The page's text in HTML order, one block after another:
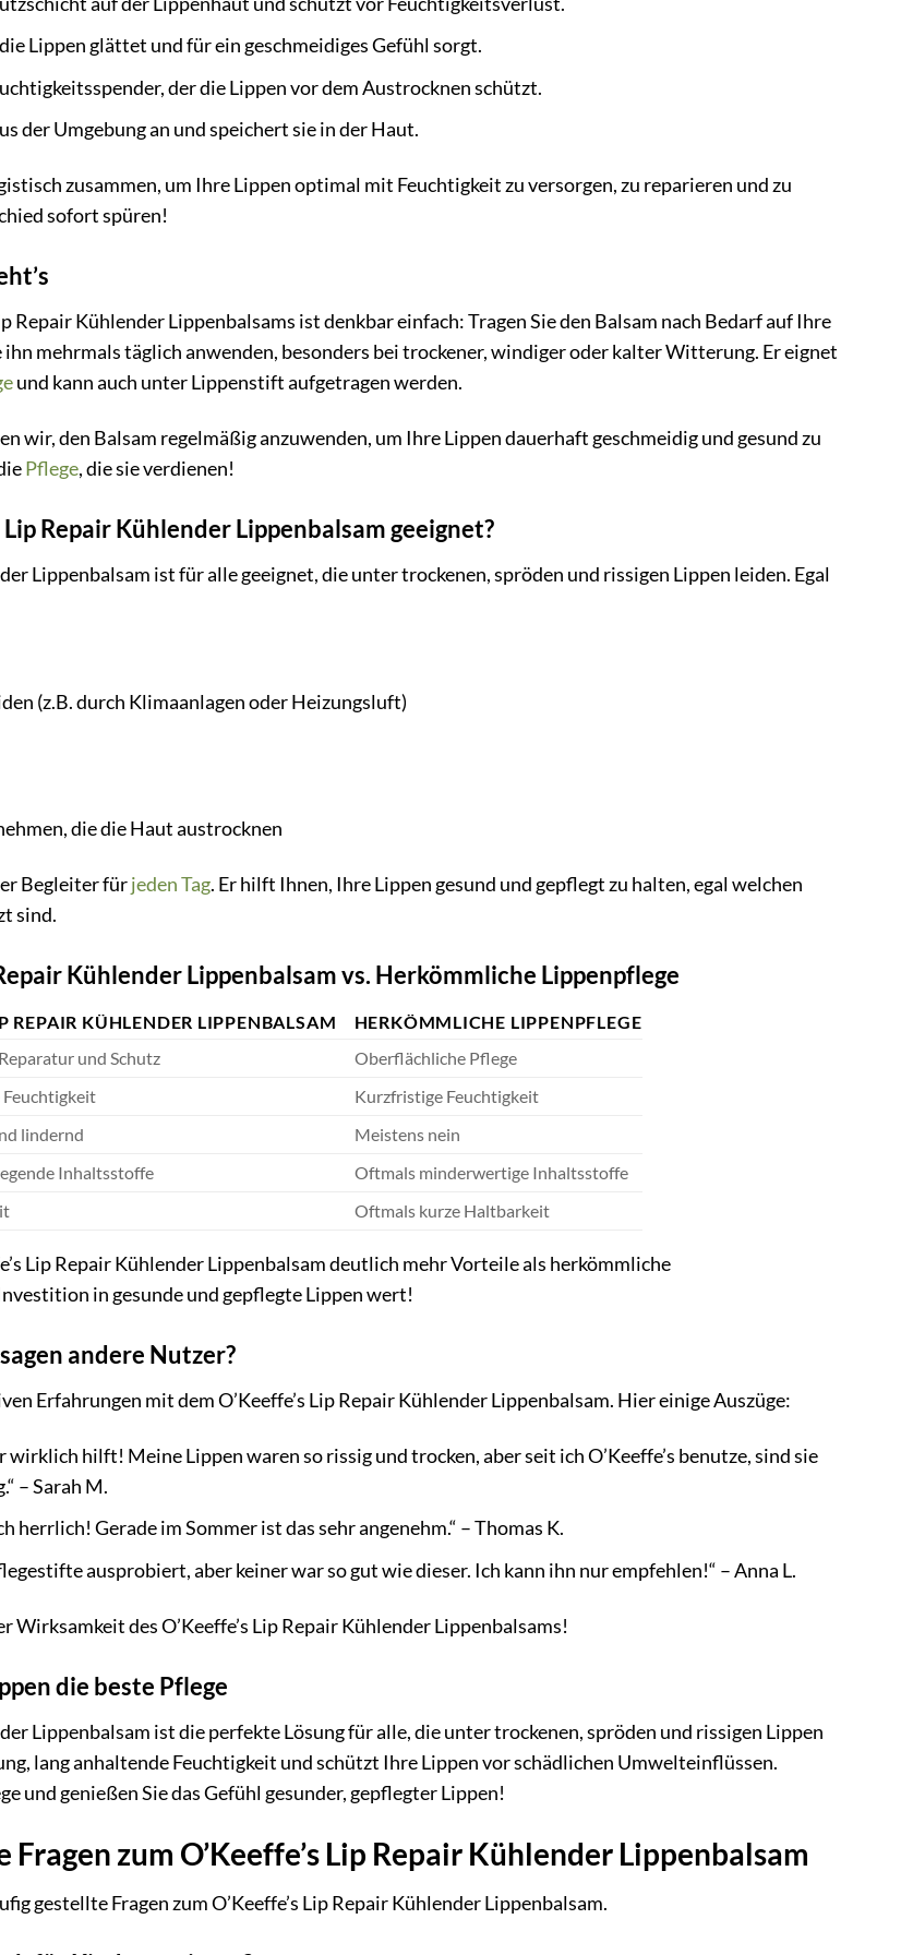
Lippen glättet und für ein geschmeidiges Gefühl sorgt.
der die Lippen vor dem Austrocknen schützt.
der Umgebung an und speichert sie in der Haut.
zusammen, um Ihre Lippen optimal mit Feuchtigkeit zu versorgen, zu reparieren und zu
sofort spüren!
Repair Kühlender Lippenbalsams ist denkbar einfach: Tragen Sie den Balsam nach Bedarf auf Ihre
ihn mehrmals täglich anwenden, besonders bei trockener, windiger oder kalter Witterung. Er eignet
und kann auch unter Lippenstift aufgetragen werden.
wir, den Balsam regelmäßig anzuwenden, um Ihre Lippen dauerhaft geschmeidig und gesund zu
Pflege, die sie verdienen!
Lip Repair Kühlender Lippenbalsam geeignet?
Lippenbalsam ist für alle geeignet, die unter trockenen, spröden und rissigen Lippen leiden. Egal
(z.B. durch Klimaanlagen oder Heizungsluft)
die die Haut austrocknen
Begleiter fürjeden Tag. Er hilft Ihnen, Ihre Lippen gesund und gepflegt zu halten, egal welchen
sind.
Kühlender Lippenbalsam vs. Herkömmliche Lippenpflege
REPAIR KÜHLENDER LIPPENBALSAM
HERKÖMMLICHE LIPPENPFLEGE
und Schutz
Oberflächliche Pflege
Feuchtigkeit
Kurzfristige Feuchtigkeit
lindernd
Meistens nein
Inhaltsstoffe
Oftmals minderwertige Inhaltsstoffe
Oftmals kurze Haltbarkeit
Lip Repair Kühlender Lippenbalsam deutlich mehr Vorteile als herkömmliche
in gesunde und gepflegte Lippen wert!
andere Nutzer?
Erfahrungen mit dem O’Keeffe’s Lip Repair Kühlender Lippenbalsam. Hier einige Auszüge:
wirklich hilft! Meine Lippen waren so rissig und trocken, aber seit ich O’Keeffe’s benutze, sind sie
– Sarah M.
herrlich! Gerade im Sommer ist das sehr angenehm.“ – Thomas K.
ausprobiert, aber keiner war so gut wie dieser. Ich kann ihn nur empfehlen!“ – Anna L.
Wirksamkeit des O’Keeffe’s Lip Repair Kühlender Lippenbalsams!
die beste Pflege
Lippenbalsam ist die perfekte Lösung für alle, die unter trockenen, spröden und rissigen Lippen
lang anhaltende Feuchtigkeit und schützt Ihre Lippen vor schädlichen Umwelteinflüssen.
und genießen Sie das Gefühl gesunder, gepflegter Lippen!
zum O’Keeffe’s Lip Repair Kühlender Lippenbalsam
gestellte Fragen zum O’Keeffe’s Lip Repair Kühlender Lippenbalsam.